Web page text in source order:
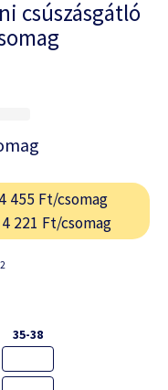
csúszásgátló
455 Ft/csomag
221 Ft/csomag
35-38